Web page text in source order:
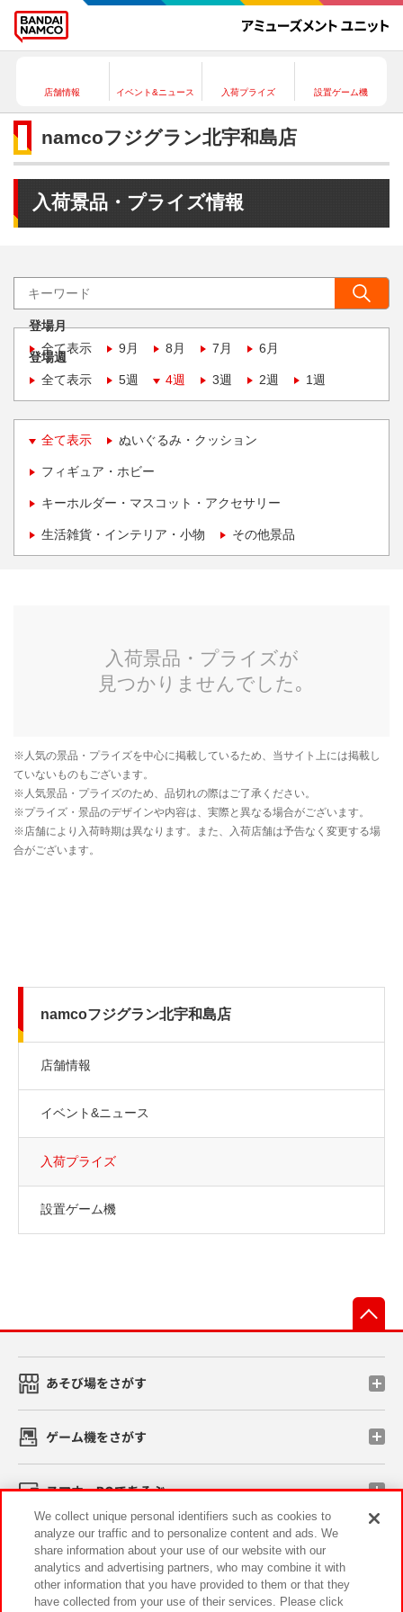
店舗情報 イベント&ニュース 入荷プライズ 設置ゲーム機
namcoフジグラン北宇和島店
入荷景品・プライズ情報
登場月
全て表示
9月 8月 7月 6月
登場週
全て表示
5週 4週 3週 2週 1週
全て表示 ぬいぐるみ・クッション
フィギュア・ホビー
キーホルダー・マスコット・アクセサリー
生活雑貨・インテリア・小物 その他景品
namcoフジグラン北宇和島店
店舗情報
イベント&ニュース
入荷プライズ
設置ゲーム機
あそび場をさがす
ゲーム機をさがす
スマホ・PCであそぶ
イベント・キャンペーン
We collect unique personal identifiers such as cookies to
analyze our traffic and to personalize content and ads. We
share information about your use of our website with our
analytics and advertising partners, who may combine it with
other information that you have provided to them or that they
have collected from your use of their services. Please click